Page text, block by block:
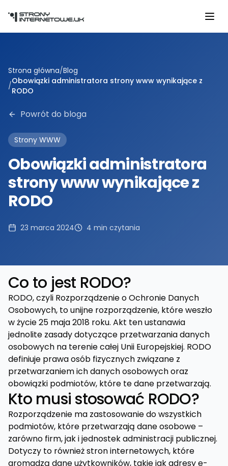
Strona główna/Blog
/Obowiązki administratora strony www wynikające z
RODO
Powrót do bloga
Strony WWW
Obowiązki administratora
strony www wynikające z
RODO
23 marca 2024 4 min czytania
Co to jest RODO?
RODO, czyli Rozporządzenie o Ochronie Danych
Osobowych, to unijne rozporządzenie, które weszło
w życie 25 maja 2018 roku. Akt ten ustanawia
jednolite zasady dotyczące przetwarzania danych
osobowych na terenie całej Unii Europejskiej. RODO
definiuje prawa osób fizycznych związane z
przetwarzaniem ich danych osobowych oraz
obowiązki podmiotów, które te dane przetwarzają.
Kto musi stosować RODO?
Rozporządzenie ma zastosowanie do wszystkich
podmiotów, które przetwarzają dane osobowe –
zarówno firm, jak i jednostek administracji publicznej.
Dotyczy to również stron internetowych, które
gromadzą dane użytkowników, takie jak adresy e-